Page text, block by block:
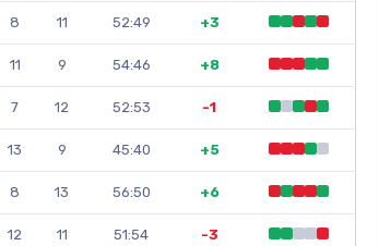
8 11 52:49 +3
11 9 54:46 +8
7 12 52:53 -1
13 9 45:40 +5
8 13 56:50 +6
12 11 51:54 -3